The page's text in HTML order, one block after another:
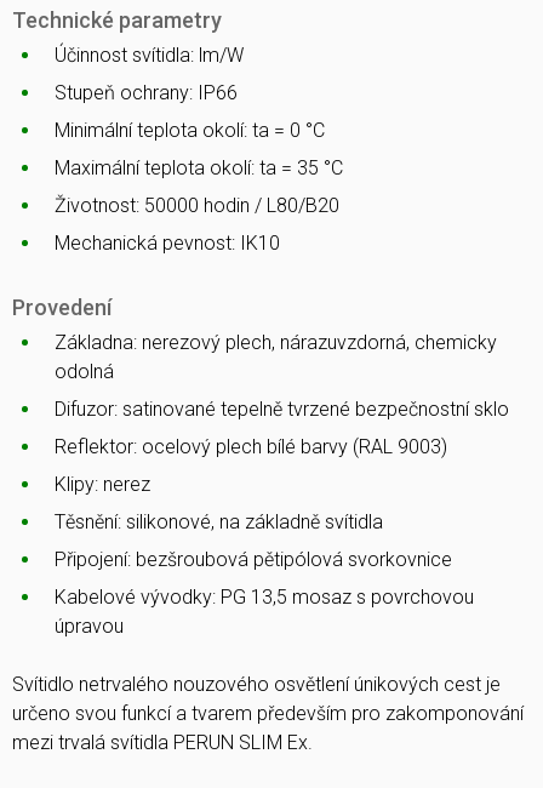
Technické parametry
Účinnost svítidla: lm/W
Stupeň ochrany: IP66
Minimální teplota okolí: ta = 0 °C
Maximální teplota okolí: ta = 35 °C
Životnost: 50000 hodin / L80/B20
Mechanická pevnost: IK10
Provedení
Základna: nerezový plech, nárazuvzdorná, chemicky
odolná
Difuzor: satinované tepelně tvrzené bezpečnostní sklo
Reflektor: ocelový plech bílé barvy (RAL 9003)
Klipy: nerez
Těsnění: silikonové, na základně svítidla
Připojení: bezšroubová pětipólová svorkovnice
Kabelové vývodky: PG 13,5 mosaz s povrchovou
úpravou
Svítidlo netrvalého nouzového osvětlení únikových cest je
určeno svou funkcí a tvarem především pro zakomponování
mezi trvalá svítidla PERUN SLIM Ex.